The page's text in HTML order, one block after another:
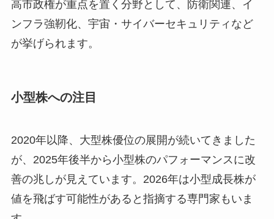
高市政権が重点を置く分野として、防衛関連、イ
ンフラ強靭化、宇宙・サイバーセキュリティなど
が挙げられます。
小型株への注目
2020年以降、大型株優位の展開が続いてきました
が、2025年後半から小型株のパフォーマンスに改
善の兆しが見えています。2026年は小型成長株が
値を飛ばす可能性があると指摘する専門家もいま